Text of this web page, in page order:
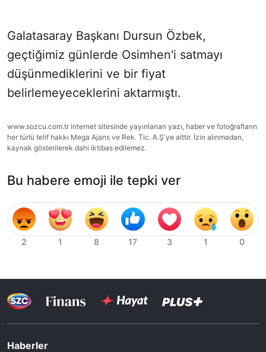
Galatasaray Başkanı Dursun Özbek,
geçtiğimiz günlerde Osimhen'i satmayı
düşünmediklerini ve bir fiyat
belirlemeyeceklerini aktarmıştı.
www.sozcu.com.tr internet sitesinde yayınlanan yazı, haber ve fotoğrafların
her türlü telif hakkı Mega Ajans ve Rek. Tic. A.Ş'ye aittir. İzin alınmadan,
kaynak gösterilerek dahi iktibas edilemez.
Bu habere emoji ile tepki ver
Haberler